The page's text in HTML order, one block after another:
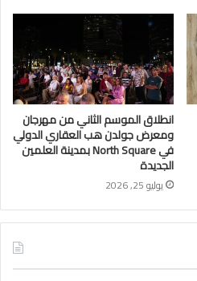
انطلاق الموسم الثاني من مهرجان
ومعرض جولدن هب العقاري الدولي
في North Square بمدينة العلمين
الجديدة
يوليو 25, 2026